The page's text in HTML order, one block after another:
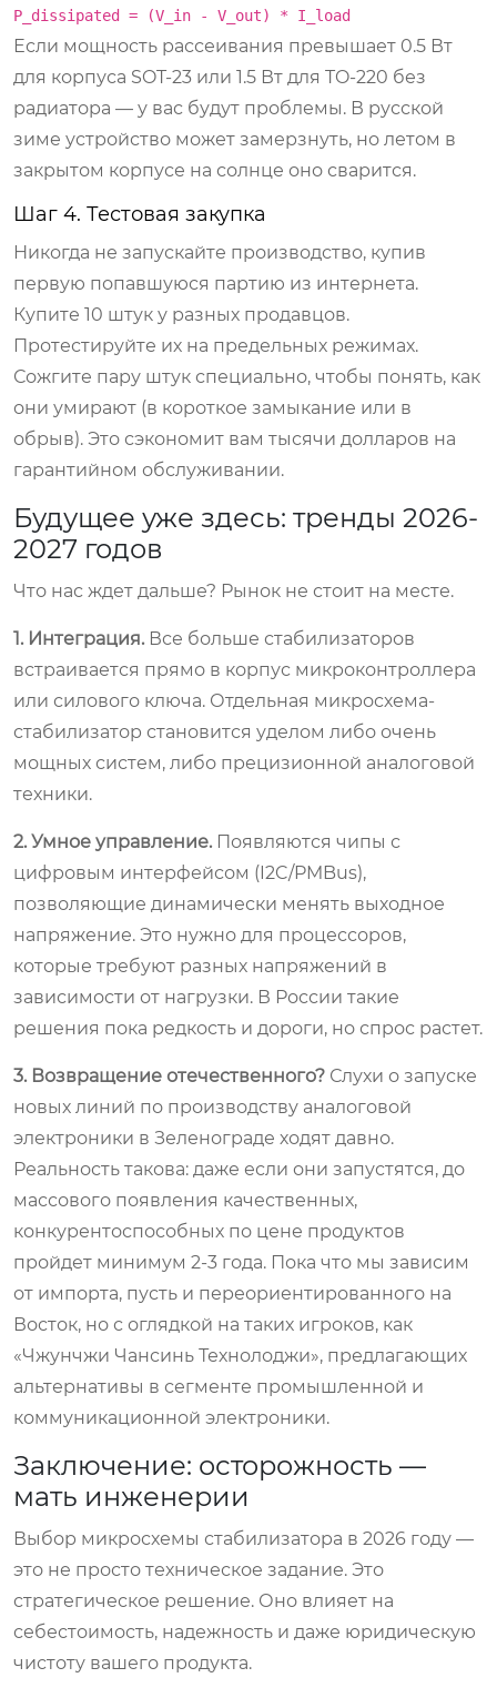
P_dissipated = (V_in - V_out) * I_load
Если мощность рассеивания превышает 0.5 Вт
для корпуса SOT-23 или 1.5 Вт для TO-220 без
радиатора — у вас будут проблемы. В русской
зиме устройство может замерзнуть, но летом в
закрытом корпусе на солнце оно сварится.
Шаг 4. Тестовая закупка
Никогда не запускайте производство, купив
первую попавшуюся партию из интернета.
Купите 10 штук у разных продавцов.
Протестируйте их на предельных режимах.
Сожгите пару штук специально, чтобы понять, как
они умирают (в короткое замыкание или в
обрыв). Это сэкономит вам тысячи долларов на
гарантийном обслуживании.
Будущее уже здесь: тренды 2026-
2027 годов
Что нас ждет дальше? Рынок не стоит на месте.
1. Интеграция. Все больше стабилизаторов
встраивается прямо в корпус микроконтроллера
или силового ключа. Отдельная микросхема-
стабилизатор становится уделом либо очень
мощных систем, либо прецизионной аналоговой
техники.
2. Умное управление. Появляются чипы с
цифровым интерфейсом (I2C/PMBus),
позволяющие динамически менять выходное
напряжение. Это нужно для процессоров,
которые требуют разных напряжений в
зависимости от нагрузки. В России такие
решения пока редкость и дороги, но спрос растет.
3. Возвращение отечественного? Слухи о запуске
новых линий по производству аналоговой
электроники в Зеленограде ходят давно.
Реальность такова: даже если они запустятся, до
массового появления качественных,
конкурентоспособных по цене продуктов
пройдет минимум 2-3 года. Пока что мы зависим
от импорта, пусть и переориентированного на
Восток, но с оглядкой на таких игроков, как
«Чжунчжи Чансинь Технолоджи», предлагающих
альтернативы в сегменте промышленной и
коммуникационной электроники.
Заключение: осторожность —
мать инженерии
Выбор микросхемы стабилизатора в 2026 году —
это не просто техническое задание. Это
стратегическое решение. Оно влияет на
себестоимость, надежность и даже юридическую
чистоту вашего продукта.